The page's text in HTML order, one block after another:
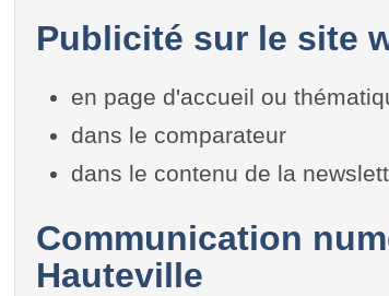
Publicité sur le site
en page d'accueil ou
dans le comparateur
dans le contenu de la
Communication
Hauteville